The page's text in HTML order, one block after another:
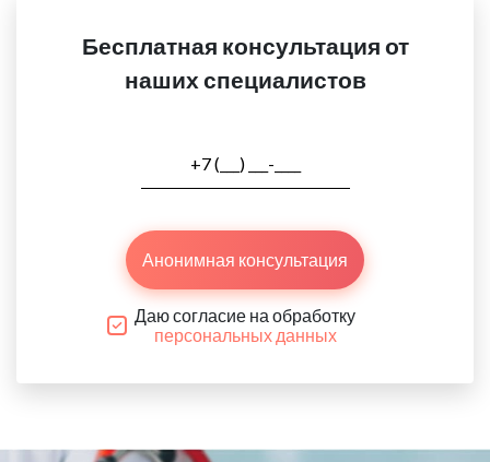
Бесплатная консультация от
наших специалистов
Анонимная консультация
Даю согласие на обработку
персональных данных